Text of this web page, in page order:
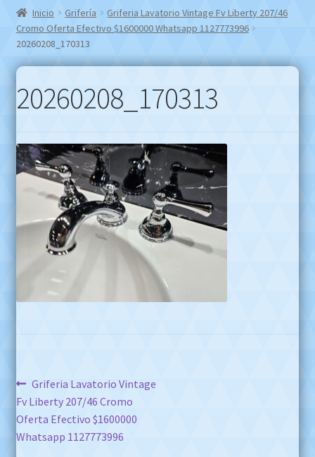
Inicio Grifería
Griferia Lavatorio Vintage Fv Liberty 207/46
Cromo Oferta Efectivo $1600000 Whatsapp 1127773996
20260208_170313
20260208_170313
Navegación
de
entradas
Anterior:
Griferia Lavatorio Vintage
Fv Liberty 207/46 Cromo
Oferta Efectivo $1600000
Whatsapp 1127773996